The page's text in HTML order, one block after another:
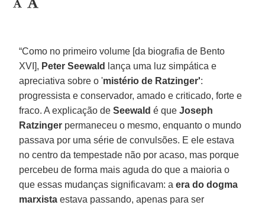
“Como no primeiro volume [da biografia de Bento
XVI], Peter Seewald
lança uma luz simpática e
apreciativa sobre o 'mistério de Ratzinger':
progressista e conservador, amado e criticado, forte e
fraco. A explicação deSeewald é queJoseph
Ratzinger permaneceu o mesmo, enquanto o mundo
passava por uma série de convulsões. E ele estava
no centro da tempestade não por acaso, mas porque
percebeu de forma mais aguda do que a maioria o
que essas mudanças significavam: aera do dogma
marxista estava passando, apenas para ser